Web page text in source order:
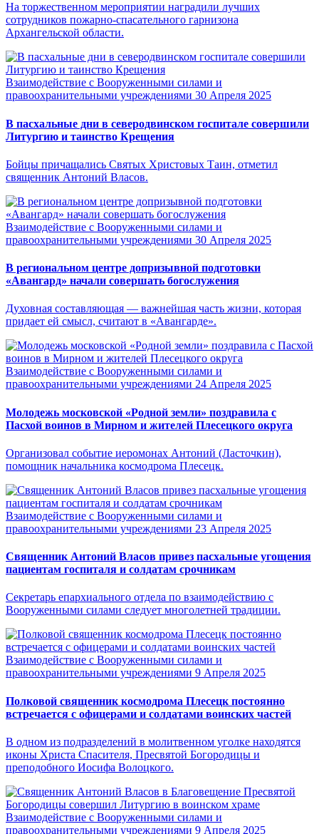
На торжественном мероприятии наградили лучших
сотрудников пожарно-спасательного гарнизона
Архангельской области.
Взаимодействие с Вооруженными силами и
правоохранительными учреждениями 30 Апреля 2025
В пасхальные дни в северодвинском госпитале совершили
Литургию и таинство Крещения
Бойцы причащались Святых Христовых Таин, отметил
священник Антоний Власов.
Взаимодействие с Вооруженными силами и
правоохранительными учреждениями 30 Апреля 2025
В региональном центре допризывной подготовки
«Авангард» начали совершать богослужения
Духовная составляющая — важнейшая часть жизни, которая
придает ей смысл, считают в «Авангарде».
Взаимодействие с Вооруженными силами и
правоохранительными учреждениями 24 Апреля 2025
Молодежь московской «Родной земли» поздравила с
Пасхой воинов в Мирном и жителей Плесецкого округа
Организовал событие иеромонах Антоний (Ласточкин),
помощник начальника космодрома Плесецк.
Взаимодействие с Вооруженными силами и
правоохранительными учреждениями 23 Апреля 2025
Священник Антоний Власов привез пасхальные угощения
пациентам госпиталя и солдатам срочникам
Секретарь епархиального отдела по взаимодействию с
Вооруженными силами следует многолетней традиции.
Взаимодействие с Вооруженными силами и
правоохранительными учреждениями 9 Апреля 2025
Полковой священник космодрома Плесецк постоянно
встречается с офицерами и солдатами воинских частей
В одном из подразделений в молитвенном уголке находятся
иконы Христа Спасителя, Пресвятой Богородицы и
преподобного Иосифа Волоцкого.
Взаимодействие с Вооруженными силами и
правоохранительными учреждениями 9 Апреля 2025